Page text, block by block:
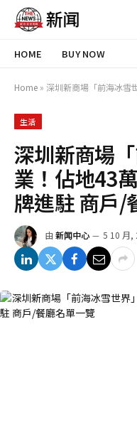
HOME BUY NOW
Home » 深圳新商場「前海冰雪世界」開
生活
深圳新商場
業！佔地43
牌進駐 商戶/
由 新闻中心 5 10 月,